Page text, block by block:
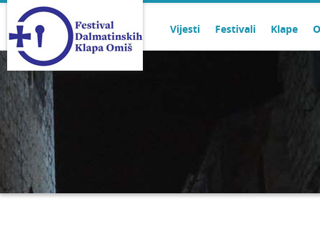
Vijesti Festivali Klape